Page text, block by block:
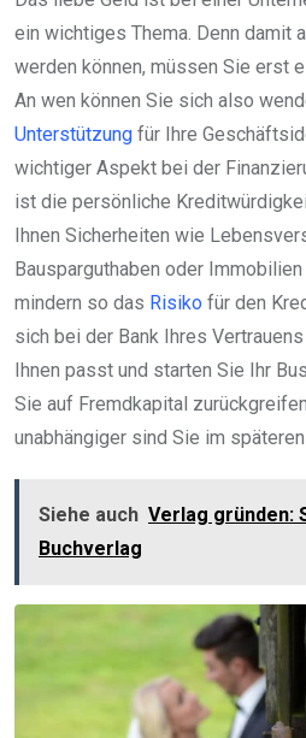
ein wichtiges Thema. Denn damit
werden können, müssen Sie erst
An wen können Sie sich also
Unterstützung für Ihre
wichtiger Aspekt bei der
ist die persönliche
Ihnen Sicherheiten wie
Bausparguthaben oder
mindern so das Risiko für den
sich bei der Bank Ihres
Ihnen passt und starten Sie Ihr
Sie auf Fremdkapital
unabhängiger sind Sie im
Siehe auch Verlag gründen:
Buchverlag